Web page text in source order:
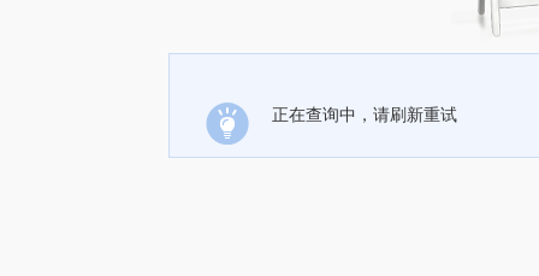
正在查询中，请刷新重试